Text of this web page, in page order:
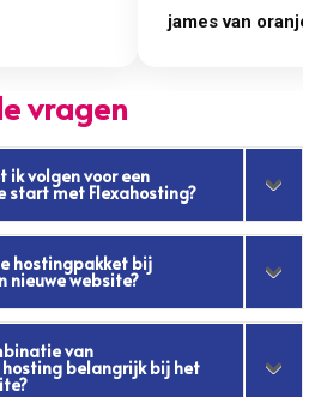
Marcel Thijs
vragen
ik volgen voor een
start met Flexahosting?
hostingpakket bij
nieuwe website?
van
belangrijk bij het